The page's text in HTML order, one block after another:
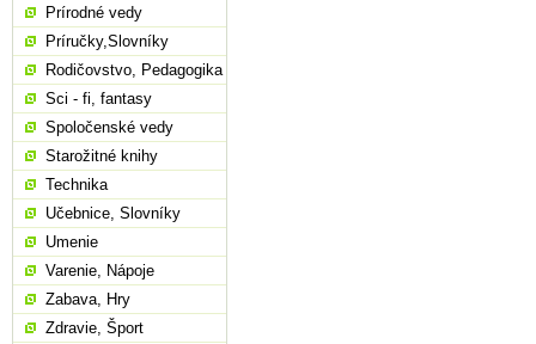
Prírodné vedy
Príručky,Slovníky
Rodičovstvo, Pedagogika
Sci - fi, fantasy
Spoločenské vedy
Starožitné knihy
Technika
Učebnice, Slovníky
Umenie
Varenie, Nápoje
Zabava, Hry
Zdravie, Šport